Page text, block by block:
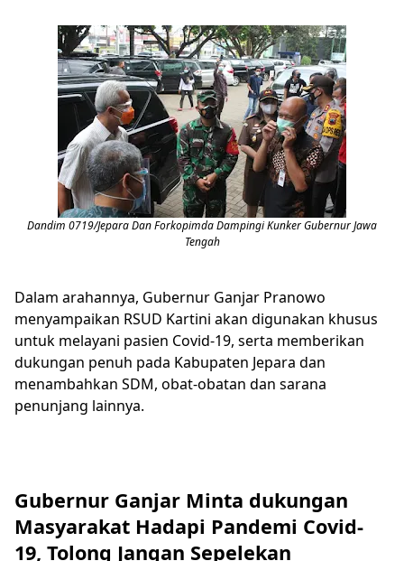
Dandim 0719/Jepara Dan Forkopimda Dampingi Kunker Gubernur Jawa
Tengah
Dalam arahannya, Gubernur Ganjar Pranowo
menyampaikan RSUD Kartini akan digunakan khusus
untuk melayani pasien Covid-19, serta memberikan
dukungan penuh pada Kabupaten Jepara dan
menambahkan SDM, obat-obatan dan sarana
penunjang lainnya.
Gubernur Ganjar Minta dukungan
Masyarakat Hadapi Pandemi Covid-
19, Tolong Jangan Sepelekan